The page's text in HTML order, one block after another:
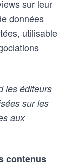
sur leur
données
utilisable
les éditeurs
sur les
aux
contenus